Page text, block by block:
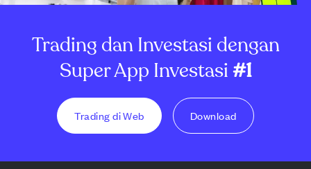
Trading dan Investasi dengan
Super App Investasi#1
Trading di Web Download